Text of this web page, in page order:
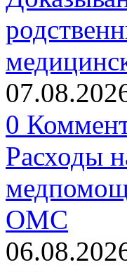
0
Расходы
ОМС